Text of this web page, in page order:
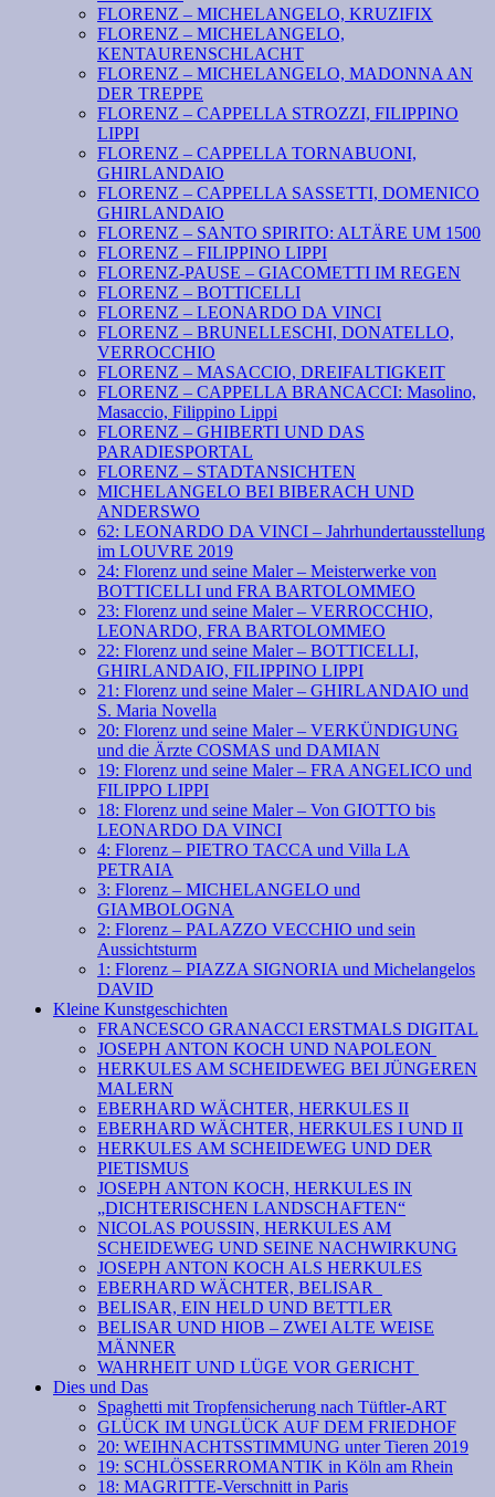
FLORENZ – MICHELANGELO, KRUZIFIX
FLORENZ – MICHELANGELO,
KENTAURENSCHLACHT
FLORENZ – MICHELANGELO, MADONNA AN
DER TREPPE
FLORENZ – CAPPELLA STROZZI, FILIPPINO
LIPPI
FLORENZ – CAPPELLA TORNABUONI,
GHIRLANDAIO
FLORENZ – CAPPELLA SASSETTI, DOMENICO
GHIRLANDAIO
FLORENZ – SANTO SPIRITO: ALTÄRE UM 1500
FLORENZ – FILIPPINO LIPPI
FLORENZ-PAUSE – GIACOMETTI IM REGEN
FLORENZ – BOTTICELLI
FLORENZ – LEONARDO DA VINCI
FLORENZ – BRUNELLESCHI, DONATELLO,
VERROCCHIO
FLORENZ – MASACCIO, DREIFALTIGKEIT
FLORENZ – CAPPELLA BRANCACCI: Masolino,
Masaccio, Filippino Lippi
FLORENZ – GHIBERTI UND DAS
PARADIESPORTAL
FLORENZ – STADTANSICHTEN
MICHELANGELO BEI BIBERACH UND
ANDERSWO
62: LEONARDO DA VINCI – Jahrhundertausstellung
im LOUVRE 2019
24: Florenz und seine Maler – Meisterwerke von
BOTTICELLI und FRA BARTOLOMMEO
23: Florenz und seine Maler – VERROCCHIO,
LEONARDO, FRA BARTOLOMMEO
22: Florenz und seine Maler – BOTTICELLI,
GHIRLANDAIO, FILIPPINO LIPPI
21: Florenz und seine Maler – GHIRLANDAIO und
S. Maria Novella
20: Florenz und seine Maler – VERKÜNDIGUNG
und die Ärzte COSMAS und DAMIAN
19: Florenz und seine Maler – FRA ANGELICO und
FILIPPO LIPPI
18: Florenz und seine Maler – Von GIOTTO bis
LEONARDO DA VINCI
4: Florenz – PIETRO TACCA und Villa LA
PETRAIA
3: Florenz – MICHELANGELO und
GIAMBOLOGNA
2: Florenz – PALAZZO VECCHIO und sein
Aussichtsturm
1: Florenz – PIAZZA SIGNORIA und Michelangelos
DAVID
Kleine Kunstgeschichten
FRANCESCO GRANACCI ERSTMALS DIGITAL
JOSEPH ANTON KOCH UND NAPOLEON
HERKULES AM SCHEIDEWEG BEI JÜNGEREN
MALERN
EBERHARD WÄCHTER, HERKULES II
EBERHARD WÄCHTER, HERKULES I UND II
HERKULES AM SCHEIDEWEG UND DER
PIETISMUS
JOSEPH ANTON KOCH, HERKULES IN
„DICHTERISCHEN LANDSCHAFTEN“
NICOLAS POUSSIN, HERKULES AM
SCHEIDEWEG UND SEINE NACHWIRKUNG
JOSEPH ANTON KOCH ALS HERKULES
EBERHARD WÄCHTER, BELISAR
BELISAR, EIN HELD UND BETTLER
BELISAR UND HIOB – ZWEI ALTE WEISE
MÄNNER
WAHRHEIT UND LÜGE VOR GERICHT
Dies und Das
Spaghetti mit Tropfensicherung nach Tüftler-ART
GLÜCK IM UNGLÜCK AUF DEM FRIEDHOF
20: WEIHNACHTSSTIMMUNG unter Tieren 2019
19: SCHLÖSSERROMANTIK in Köln am Rhein
18: MAGRITTE-Verschnitt in Paris